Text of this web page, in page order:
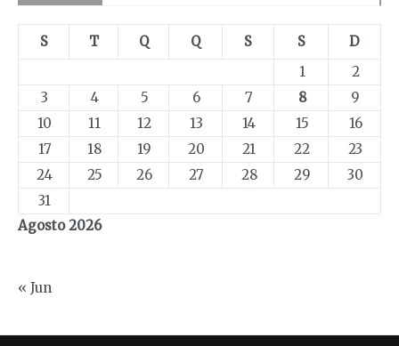
Agosto 2026
S T Q Q S S
D
1
2
3
4 5 6 7 8
9
10
11 12 13 14 15
16
17
18 19 20 21 22
23
24
25 26 27 28 29
30
31
« Jun